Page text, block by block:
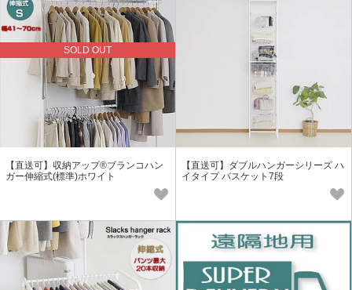
SOLD OUT
【直送可】収納アップ®ブランコハン
ガー伸縮式(標準)ホワイト
【直送可】ダブルハンガーシリーズ ハ
イタイプ バスケット7段